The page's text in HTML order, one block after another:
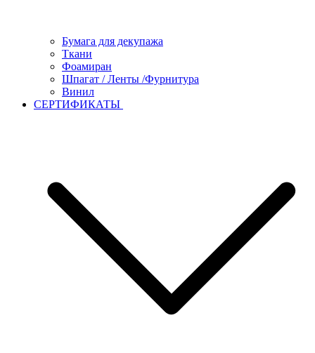
Бумага для декупажа
Ткани
Фоамиран
Шпагат / Ленты /Фурнитура
Винил
СЕРТИФИКАТЫ